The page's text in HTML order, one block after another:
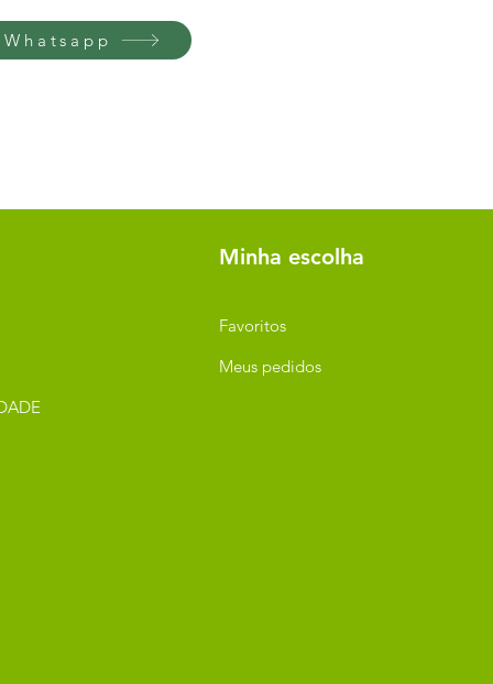
Minha escolha
Favoritos
Meus pedidos